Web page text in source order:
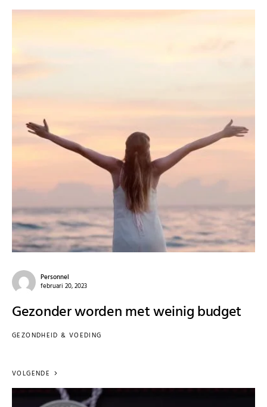
Personnel
februari 20, 2023
Gezonder worden met weinig budget
GEZONDHEID & VOEDING
VOLGENDE